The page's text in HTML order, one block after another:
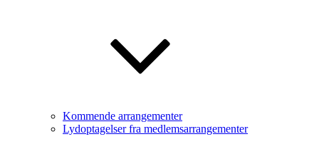
Kommende arrangementer
Lydoptagelser fra medlemsarrangementer